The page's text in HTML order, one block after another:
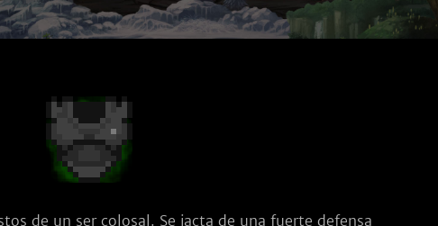
de un ser colosal. Se jacta de una fuerte defensa